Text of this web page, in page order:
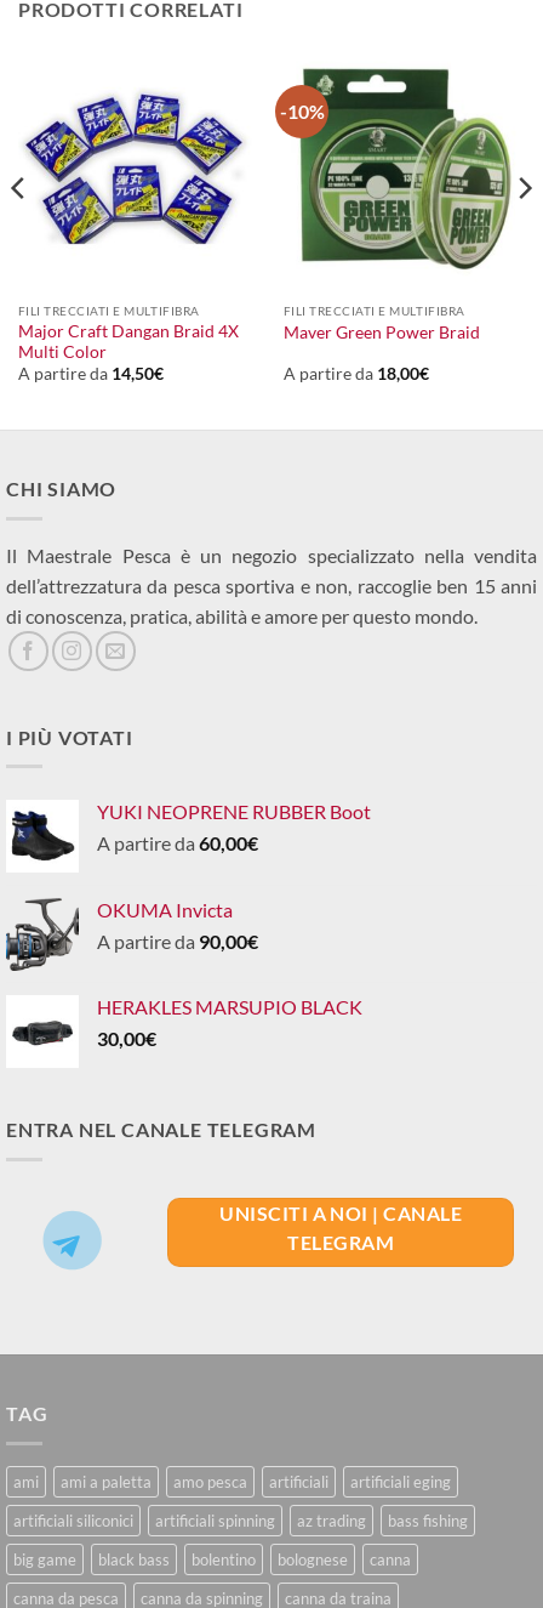
PRODOTTI CORRELATI
FILI TRECCIATI E MULTIFIBRA
Major Craft Dangan Braid 4X
Multi Color
A partire da 14,50€
-10%
FILI TRECCIATI E MULTIFIBRA
Maver Green Power Braid
A partire da 18,00€
CHI SIAMO
Il Maestrale Pesca è un negozio specializzato nella vendita
dell’attrezzatura da pesca sportiva e non, raccoglie ben 15 anni
di conoscenza, pratica, abilità e amore per questo mondo.
I PIÙ VOTATI
YUKI NEOPRENE RUBBER Boot
A partire da 60,00€
OKUMA Invicta
A partire da 90,00€
HERAKLES MARSUPIO BLACK
30,00€
ENTRA NEL CANALE TELEGRAM
UNISCITI A NOI | CANALE
TELEGRAM
TAG
ami ami a paletta amo pesca artificiali
artificiali eging
artificiali siliconici
artificiali spinning az trading
bass fishing
big game
black bass bolentino bolognese
canna
canna da pesca
canna da spinning canna da traina